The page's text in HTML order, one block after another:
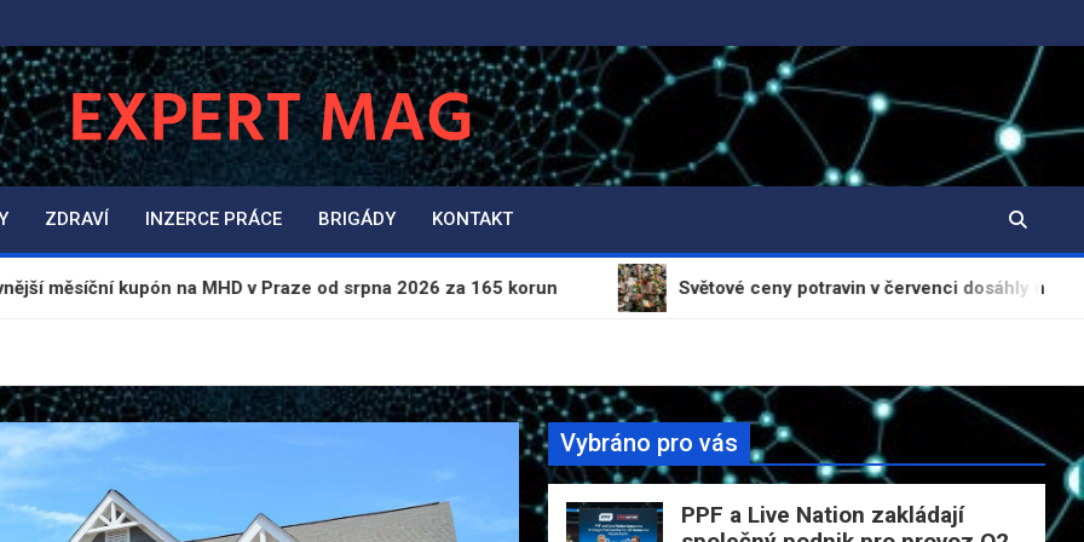
ExpertMag.cz
Magazín informací a zpravodajství
ZDRAVÍ INZERCE PRÁCE BRIGÁDY KONTAKT
na MHD v Praze od srpna 2026 za 165 korun Světové ceny potravin v červenci dosáhly nejvyšší úrovně od
Vybráno pro vás
PPF a Live Nation zakládají